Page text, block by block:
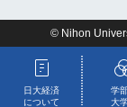
© Nihon
日大経済
について
学
大